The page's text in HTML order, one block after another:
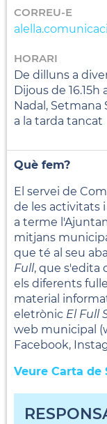
CORREU-E
HORARI
De dilluns a
Dijous de 16.15h
Nadal,
a la tarda tancat
Què fem?
El servei de
de les activitats
a terme
mitjans
que té al seu
Full, que s'edita
els diferents
material
eletrònic El Full
web municipal
Facebook,
Veure Carta de